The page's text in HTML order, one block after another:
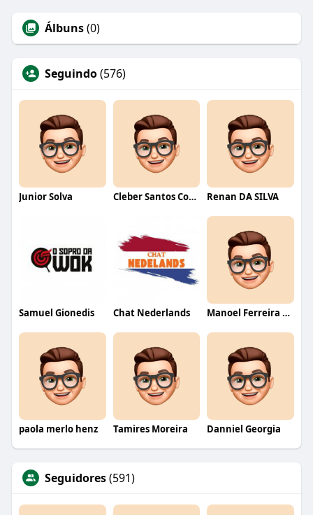
Álbuns(0)
Seguindo(576)
Junior Solva Cleber Santos Costa Renan DA SILVA
Samuel Gionedis Chat Nederlands Manoel Ferreira dos Santos junior
paola merlo henz Tamires Moreira Danniel Georgia
Seguidores(591)